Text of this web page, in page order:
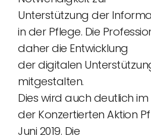
Unterstützung der
in der Pflege. Die
daher die Entwicklung
der digitalen
mitgestalten.
Dies wird auch deutlich
der Konzertierten Aktion
Juni 2019. Die